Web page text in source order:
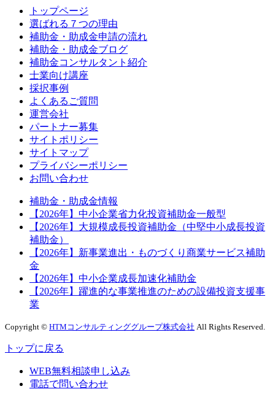
トップページ
選ばれる７つの理由
補助金・助成金申請の流れ
補助金・助成金ブログ
補助金コンサルタント紹介
士業向け講座
採択事例
よくあるご質問
運営会社
パートナー募集
サイトポリシー
サイトマップ
プライバシーポリシー
お問い合わせ
補助金・助成金情報
【2026年】中小企業省力化投資補助金一般型
【2026年】大規模成長投資補助金（中堅中小成長投資
補助金）
【2026年】新事業進出・ものづくり商業サービス補助
金
【2026年】中小企業成長加速化補助金
【2026年】躍進的な事業推進のための設備投資支援事
業
Copyright © HTMコンサルティンググループ株式会社 All Rights Reserved.
トップに戻る
WEB無料相談申し込み
電話で問い合わせ